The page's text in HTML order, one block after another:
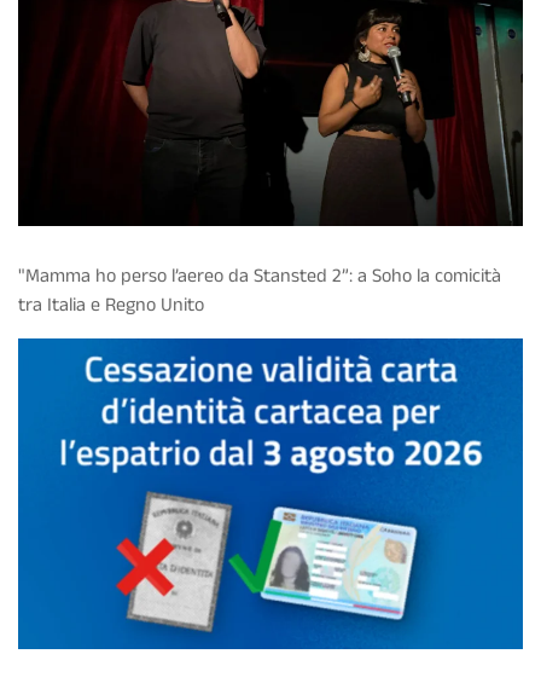
"Mamma ho perso l’aereo da Stansted 2”: a Soho la comicità
tra Italia e Regno Unito